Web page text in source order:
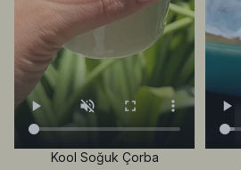
Kool Soğuk Çorba